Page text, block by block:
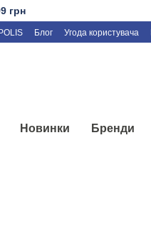
грн
Блог Угода користувача
Новинки Бренди